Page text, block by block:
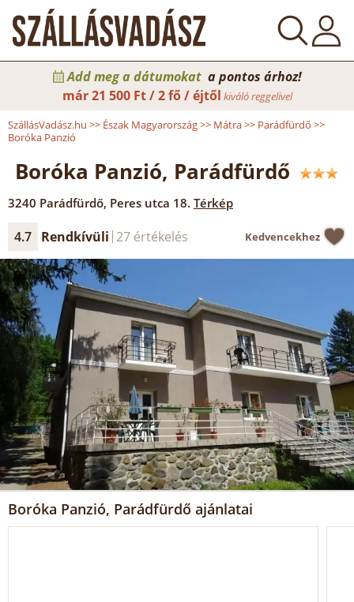
Add meg a dátumokat a pontos árhoz!
már21 500 Ft / 2 fő / éjtől kiváló reggelivel
SzállásVadász.hu >> Észak Magyarország>> Mátra>> Parádfürdő >>
Boróka Panzió
Boróka Panzió, Parádfürdő
3240 Parádfürdő, Peres utca 18. Térkép
4.7 Rendkívüli 27 értékelés Kedvencekhez
Boróka Panzió, Parádfürdő ajánlatai